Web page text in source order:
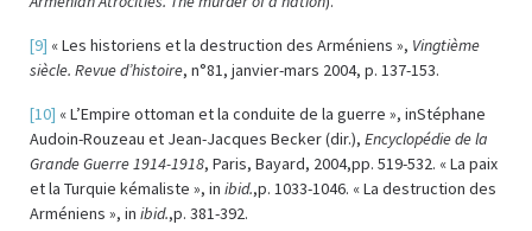
[9] « Les historiens et la destruction des Arméniens », Vingtième
siècle. Revue d’histoire, n°81, janvier-mars 2004, p. 137-153.
[10] « L’Empire ottoman et la conduite de la guerre », inStéphane
Audoin-Rouzeau et Jean-Jacques Becker (dir.), Encyclopédie de la
Grande Guerre 1914-1918, Paris, Bayard, 2004,pp. 519-532. « La paix
et la Turquie kémaliste », in ibid.,p. 1033-1046. « La destruction des
Arméniens », in ibid.,p. 381-392.